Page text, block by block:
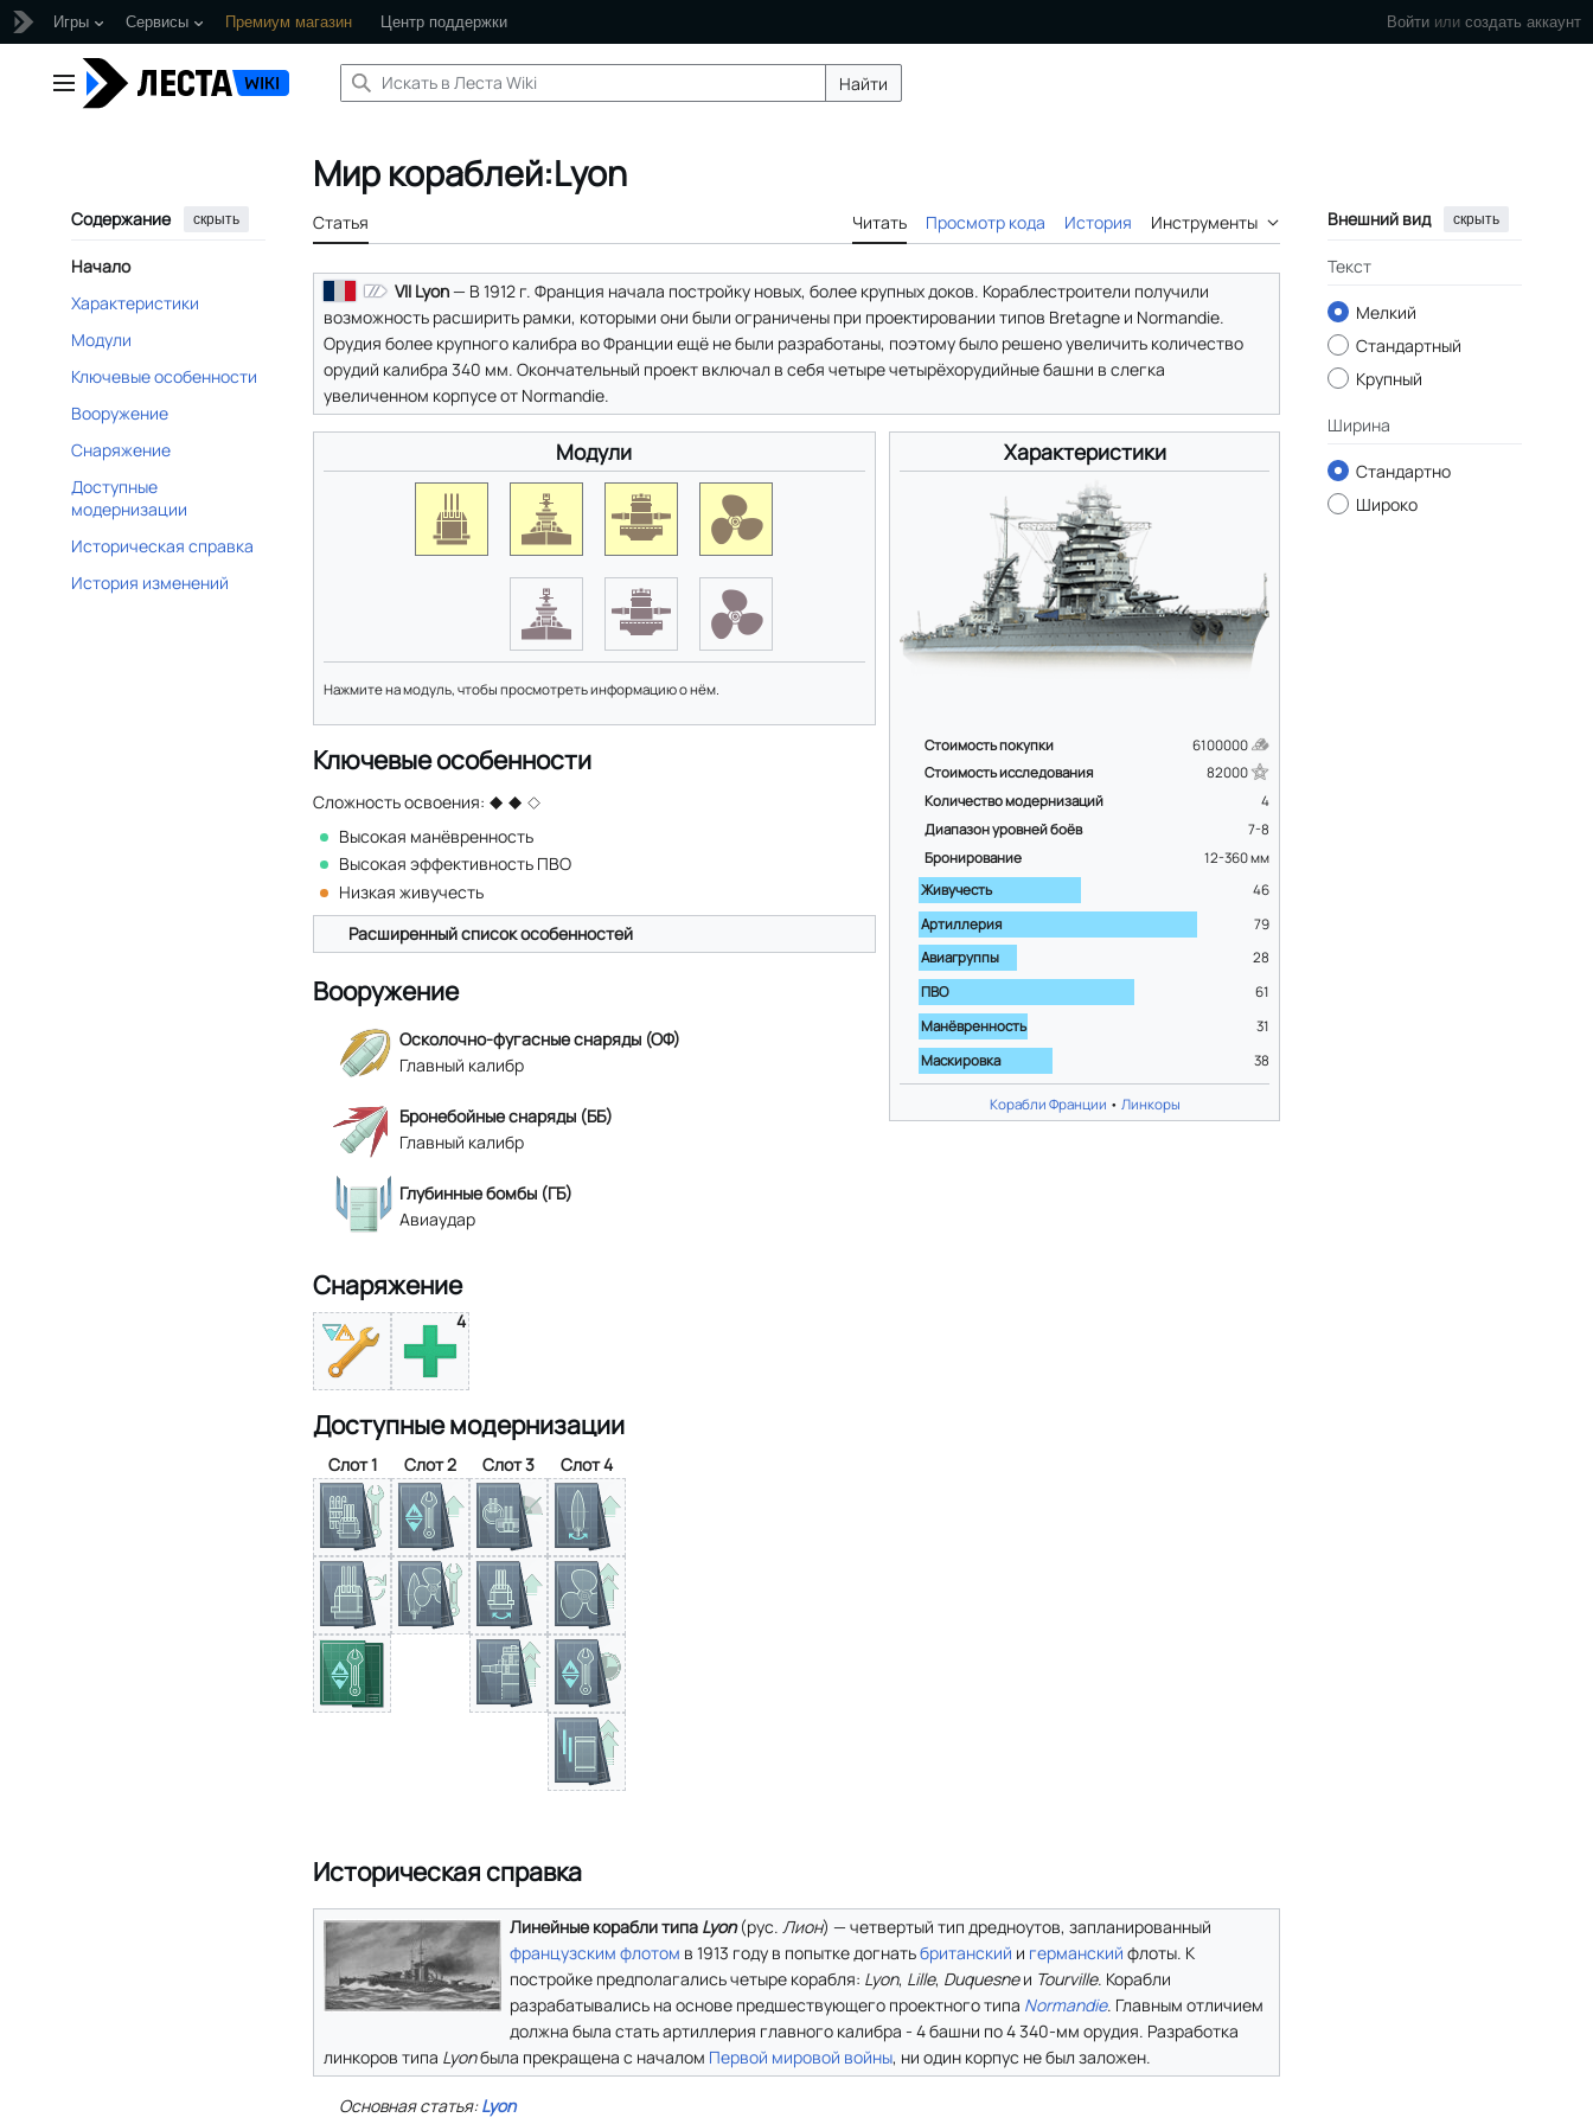
Войти или создать аккаунт
Игры Сервисы Премиум магазин Центр поддержки
содержанию
Главное меню Найти
Содержание скрыть
Начало
Характеристики
Модули
Ключевые особенности
Вооружение
Снаряжение
Доступные
модернизации
Историческая справка
История изменений
Мир кораблей:Lyon
Статья Читать Просмотр кода История Инструменты Внешний вид скрыть
Текст
Мелкий
Стандартный
Крупный
Ширина
Стандартно
Широко
VII Lyon— В 1912 г. Франция начала постройку новых, более крупных доков. Кораблестроители получили
возможность расширить рамки, которыми они были ограничены при проектировании типов Bretagne и Normandie.
Орудия более крупного калибра во Франции ещё не были разработаны, поэтому было решено увеличить количество
орудий калибра 340 мм. Окончательный проект включал в себя четыре четырёхорудийные башни в слегка
увеличенном корпусе от Normandie.
Характеристики
Стоимость покупки
6100000
Стоимость исследования
82000
Количество модернизаций
4
Диапазон уровней боёв
7-8
Бронирование
12-360мм
Живучесть
46
Артиллерия
79
Авиагруппы
28
ПВО
61
Манёвренность
31
Маскировка
38
Корабли Франции • Линкоры
Модули
Нажмите на модуль, чтобы просмотреть информацию о нём.
Ключевые особенности
Сложность освоения:
Высокая манёвренность
Высокая эффективность ПВО
Низкая живучесть
Расширенный список особенностей
Вооружение
Осколочно-фугасные снаряды (ОФ)
Главный калибр
Бронебойные снаряды (ББ)
Главный калибр
Глубинные бомбы (ГБ)
Авиаудар
Снаряжение
4
Доступные модернизации
Слот 1 Слот 2 Слот 3 Слот 4
Историческая справка
Линейные корабли типа Lyon(рус. Лион) — четвертый тип дредноутов, запланированный
французским флотом в 1913 году в попытке догнатьбританский и германский флоты. К
постройке предполагались четыре корабля: Lyon, Lille, Duquesneи Tourville. Корабли
разрабатывались на основе предшествующего проектного типа Normandie. Главным отличием
должна была стать артиллерия главного калибра - 4 башни по 4 340-мм орудия. Разработка
линкоров типа Lyonбыла прекращена с началом Первой мировой войны, ни один корпус не был заложен.
Основная статья:Lyon